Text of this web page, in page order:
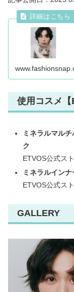
使用コスメ【
ミネラルマル
ク
ETVOS公式ス
ミネラルイン
ETVOS公式ス
GALLERY